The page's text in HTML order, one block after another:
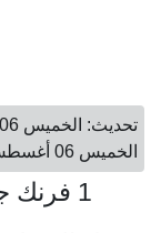
الخميس 06 أغسطس 2026, 08:55 م ، القاهرة
1 فرنك جيبوتي = 0.28 جنيه مصري